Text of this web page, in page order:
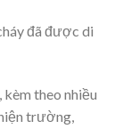
đã được di
theo nhiều
trường,